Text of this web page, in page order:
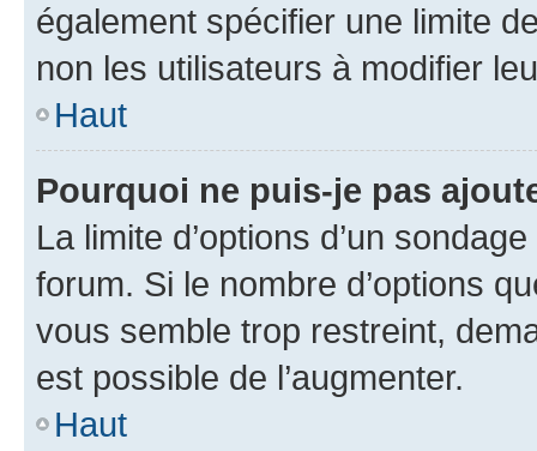
également spécifier une limite
non les utilisateurs à modifier
Haut
Pourquoi ne puis-je pas
La limite d’options d’un
forum. Si le nombre d’options
vous semble trop restreint,
est possible de l’augmenter.
Haut